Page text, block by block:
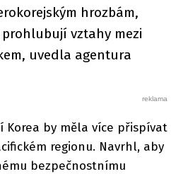
hrozbám,
vztahy mezi
uvedla agentura
Korea by měla více přispívat
regionu. Navrhl, aby
bezpečnostnímu